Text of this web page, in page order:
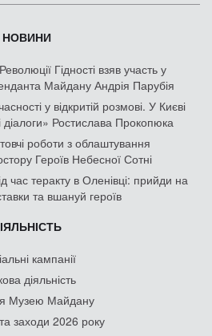
НОВИНИ
Гідності взяв участь у
Майдану Андрія Парубія
у відкритій розмові. У Києві
діалоги» Ростислава Прокопюка
роботи з облаштування
Героїв Небесної Сотні
час теракту в Оленівці: прийди на
та вшануй героїв
кампанії
діяльність
Музею Майдану
заходи 2026 року